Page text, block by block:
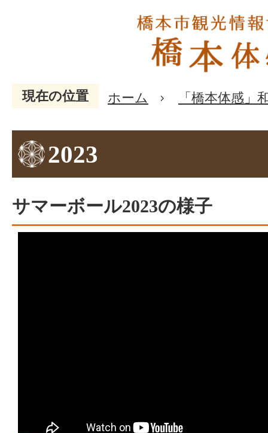
現在の位置 ホーム 「橋本体感」
2023
サマーボール2023の様子